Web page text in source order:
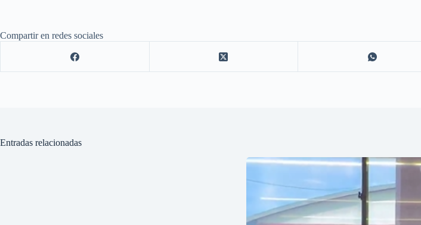
Compartir en redes sociales
Entradas relacionadas